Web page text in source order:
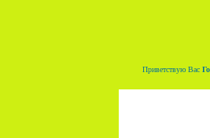
Приветствую Вас